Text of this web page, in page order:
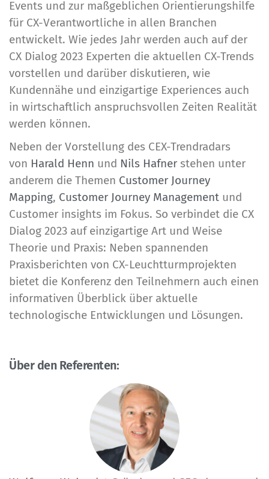
Events und zur maßgeblichen Orientierungshilfe
für CX-Verantwortliche in allen Branchen
entwickelt. Wie jedes Jahr werden auch auf der
CX Dialog 2023 Experten die aktuellen CX-Trends
vorstellen und darüber diskutieren, wie
Kundennähe und einzigartige Experiences auch
in wirtschaftlich anspruchsvollen Zeiten Realität
werden können.
Neben der Vorstellung des CEX-Trendradars
von Harald Henn und Nils Hafner stehen unter
anderem die Themen Customer Journey
Mapping, Customer Journey Management und
Customer insights im Fokus. So verbindet die CX
Dialog 2023 auf einzigartige Art und Weise
Theorie und Praxis: Neben spannenden
Praxisberichten von CX-Leuchtturmprojekten
bietet die Konferenz den Teilnehmern auch einen
informativen Überblick über aktuelle
technologische Entwicklungen und Lösungen.
Über den Referenten: